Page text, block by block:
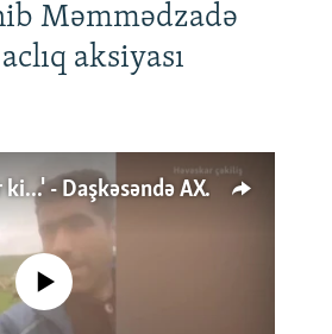
Məmmədzadə
aksiyası
'Məni təpiklədilər ki...' - Daşkəsəndə AXCP fəalının yaxınları onun həbsinə etiraz edirlər
currently available